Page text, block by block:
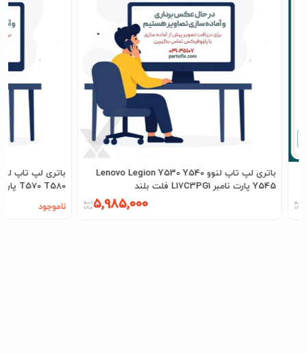
باتری لپ تاپ لنوو Lenovo Legion Y530 Y540
Y545 پارت نامبر L17C3PG1 فلت بلند
5,985,000
T570 T580 پارت نامبر 01AV424
ناموجود